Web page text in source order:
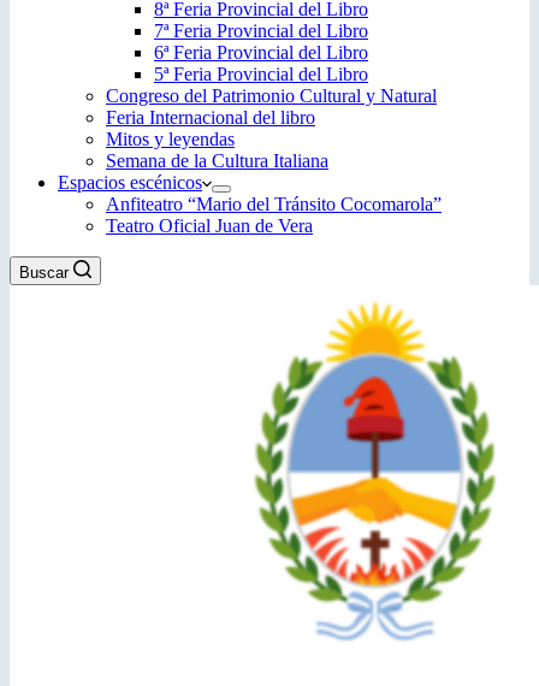
8ª Feria Provincial del Libro
7ª Feria Provincial del Libro
6ª Feria Provincial del Libro
5ª Feria Provincial del Libro
Congreso del Patrimonio Cultural y Natural
Feria Internacional del libro
Mitos y leyendas
Semana de la Cultura Italiana
Espacios escénicos
Anfiteatro “Mario del Tránsito Cocomarola”
Teatro Oficial Juan de Vera
Buscar